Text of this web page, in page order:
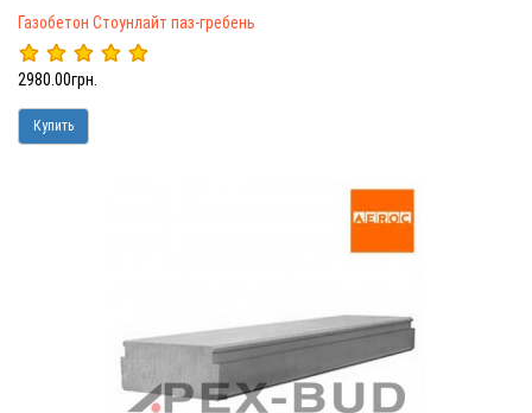
Газобетон Стоунлайт паз-гребень
2980.00грн.
Купить